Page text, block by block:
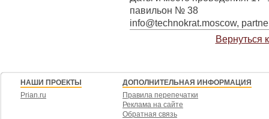
павильон № 38
info@technokrat.moscow,
Вернуться
НАШИ ПРОЕКТЫ
Prian.ru
ДОПОЛНИТЕЛЬНАЯ ИНФОРМАЦИЯ
Правила перепечатки
Реклама на сайте
Обратная связь